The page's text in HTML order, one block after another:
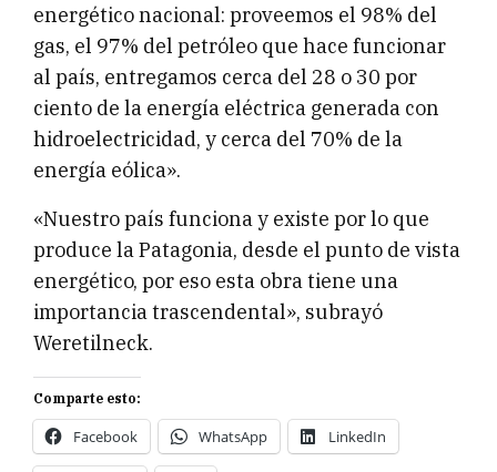
energético nacional: proveemos el 98% del
gas, el 97% del petróleo que hace funcionar
al país, entregamos cerca del 28 o 30 por
ciento de la energía eléctrica generada con
hidroelectricidad, y cerca del 70% de la
energía eólica».
«Nuestro país funciona y existe por lo que
produce la Patagonia, desde el punto de vista
energético, por eso esta obra tiene una
importancia trascendental», subrayó
Weretilneck.
Comparte esto:
Facebook WhatsApp LinkedIn